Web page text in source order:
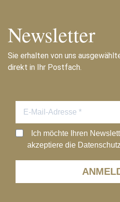
Newsletter
Sie erhalten von uns
direkt in Ihr Postfach.
Ich möchte Ihren
akzeptiere die